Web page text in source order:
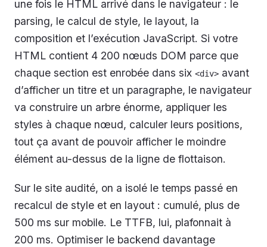
une fois le HTML arrivé dans le navigateur : le
parsing, le calcul de style, le layout, la
composition et l’exécution JavaScript. Si votre
HTML contient 4 200 nœuds DOM parce que
chaque section est enrobée dans six <div> avant
d’afficher un titre et un paragraphe, le navigateur
va construire un arbre énorme, appliquer les
styles à chaque nœud, calculer leurs positions,
tout ça avant de pouvoir afficher le moindre
élément au-dessus de la ligne de flottaison.
Sur le site audité, on a isolé le temps passé en
recalcul de style et en layout : cumulé, plus de
500 ms sur mobile. Le TTFB, lui, plafonnait à
200 ms. Optimiser le backend davantage